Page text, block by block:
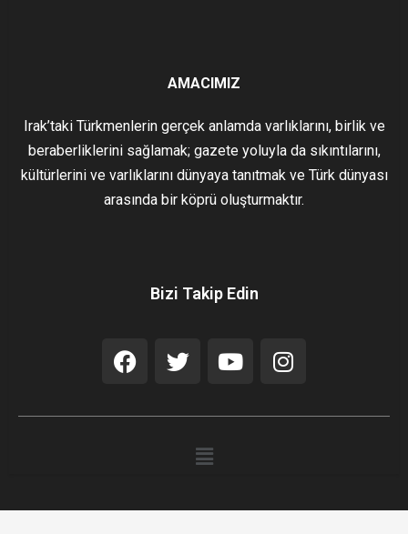
AMACIMIZ
Irak’taki Türkmenlerin gerçek anlamda varlıklarını, birlik ve
beraberliklerini sağlamak; gazete yoluyla da sıkıntılarını,
kültürlerini ve varlıklarını dünyaya tanıtmak ve Türk dünyası
arasında bir köprü oluşturmaktır.
Bizi Takip Edin